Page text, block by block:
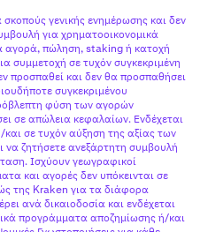
γενικής ενημέρωσης και δεν
για χρηματοοικονομικά
αγορά, πώληση, staking ή κατοχή
συμμετοχή σε τυχόν συγκεκριμένη
προσπαθεί και δεν θα προσπαθήσει
συγκεκριμένου
φύση των αγορών
σε απώλεια κεφαλαίων. Ενδέχεται
σε τυχόν αύξηση της αξίας των
να ζητήσετε ανεξάρτητη συμβουλή
Ισχύουν γεωγραφικοί
και αγορές δεν υπόκεινται σε
της Kraken για τα διάφορα
ανά δικαιοδοσία και ενδέχεται
προγράμματα αποζημίωσης ή/και